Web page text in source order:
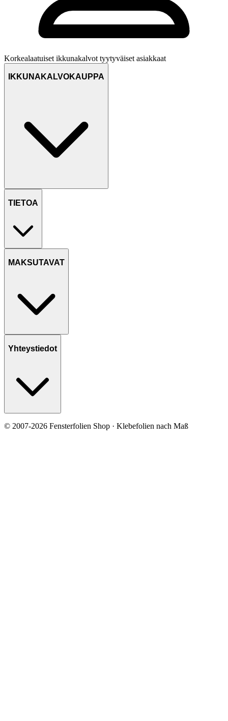
Korkealaatuiset ikkunakalvot tyytyväiset asiakkaat
IKKUNAKALVOKAUPPA
TIETOA
MAKSUTAVAT
Yhteystiedot
© 2007-2026 Fensterfolien Shop · Klebefolien nach Maß